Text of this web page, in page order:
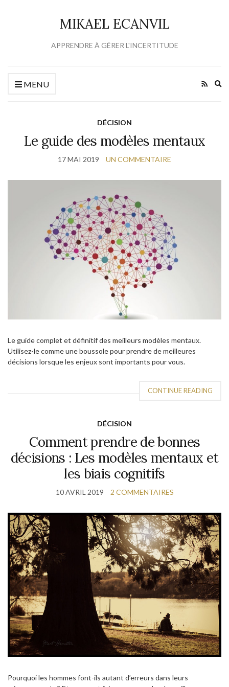
MIKAEL ECANVIL
APPRENDRE À GÉRER L'INCERTITUDE
MENU
DÉCISION
Le guide des modèles mentaux
17 MAI 2019 UN COMMENTAIRE
Le guide complet et définitif des meilleurs modèles mentaux.
Utilisez-le comme une boussole pour prendre de meilleures
décisions lorsque les enjeux sont importants pour vous.
CONTINUE READING
DÉCISION
Comment prendre de bonnes
décisions : Les modèles mentaux et
les biais cognitifs
10 AVRIL 2019 2 COMMENTAIRES
Pourquoi les hommes font-ils autant d’erreurs dans leurs